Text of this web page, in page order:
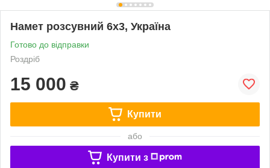
Намет розсувний 6х3, Україна
Готово до відправки
Роздріб
15 000 ₴
Купити
або
Купити з